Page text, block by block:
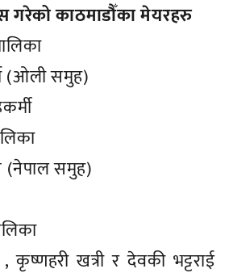
गरेको काठमाडौँका मेयरहरु
(ओली समुह)
(नेपाल समुह)
, कृष्णहरी खत्री र देवकी भट्टराई